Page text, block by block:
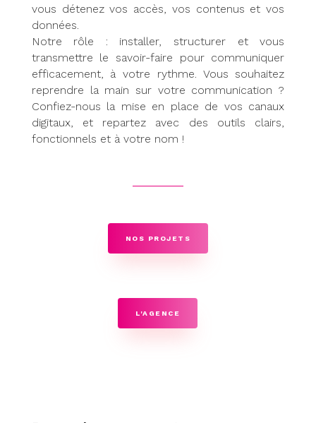
vous détenez vos accès, vos contenus et vos
données.
Notre rôle : installer, structurer et vous
transmettre le savoir-faire pour communiquer
efficacement, à votre rythme. Vous souhaitez
reprendre la main sur votre communication ?
Confiez-nous la mise en place de vos canaux
digitaux, et repartez avec des outils clairs,
fonctionnels et à votre nom !
NOS PROJETS
L'AGENCE